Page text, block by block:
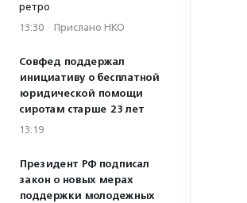
ретро
13:30 · Прислано НКО
Совфед поддержал
инициативу о бесплатной
юридической помощи
сиротам старше 23 лет
13:19
Президент РФ подписал
закон о новых мерах
поддержки молодежных